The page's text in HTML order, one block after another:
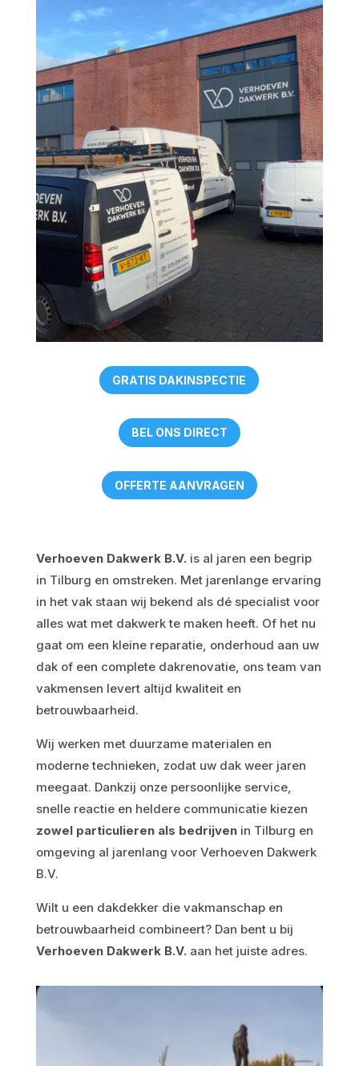
GRATIS DAKINSPECTIE
BEL ONS DIRECT
OFFERTE AANVRAGEN
Verhoeven Dakwerk B.V. is al jaren een begrip
in Tilburg en omstreken. Met jarenlange ervaring
in het vak staan wij bekend als dé specialist voor
alles wat met dakwerk te maken heeft. Of het nu
gaat om een kleine reparatie, onderhoud aan uw
dak of een complete dakrenovatie, ons team van
vakmensen levert altijd kwaliteit en
betrouwbaarheid.
Wij werken met duurzame materialen en
moderne technieken, zodat uw dak weer jaren
meegaat. Dankzij onze persoonlijke service,
snelle reactie en heldere communicatie kiezen
zowel particulieren als bedrijvenin Tilburg en
omgeving al jarenlang voor Verhoeven Dakwerk
B.V.
Wilt u een dakdekker die vakmanschap en
betrouwbaarheid combineert? Dan bent u bij
Verhoeven Dakwerk B.V. aan het juiste adres.